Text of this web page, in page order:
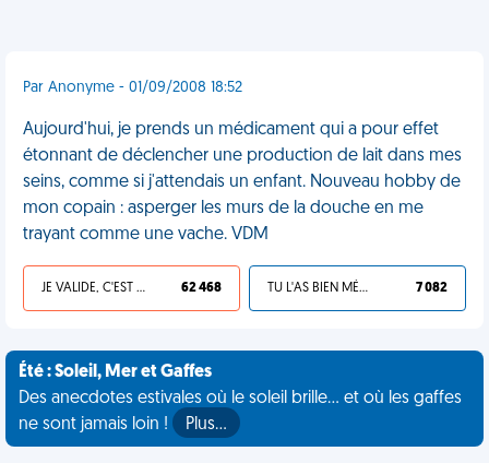
Par Anonyme - 01/09/2008 18:52
Aujourd'hui, je prends un médicament qui a pour effet
étonnant de déclencher une production de lait dans mes
seins, comme si j'attendais un enfant. Nouveau hobby de
mon copain : asperger les murs de la douche en me
trayant comme une vache. VDM
JE VALIDE, C'EST UNE VDM 62 468 TU L'AS BIEN MÉRITÉ 7 082
Été : Soleil, Mer et Gaffes
Des anecdotes estivales où le soleil brille... et où les gaffes
ne sont jamais loin !
Plus…